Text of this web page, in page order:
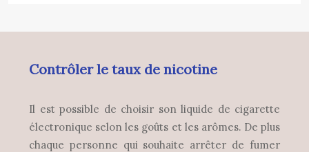
Contrôler le taux de nicotine
Il est possible de choisir son liquide de cigarette
électronique selon les goûts et les arômes. De plus
chaque personne qui souhaite arrêter de fumer